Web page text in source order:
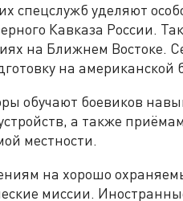
спецслужб уделяют
Кавказа России.
на Ближнем Востоке.
на
обучают боевиков
а также
местности.
на хорошо
миссии.